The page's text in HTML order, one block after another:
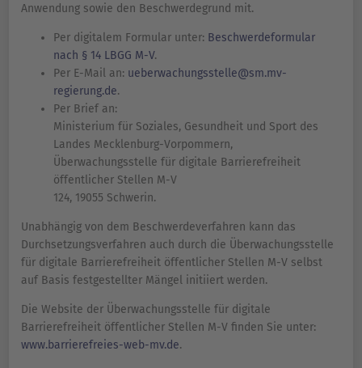
Anwendung sowie den Beschwerdegrund mit.
Per digitalem Formular unter: Beschwerdeformular
nach § 14 LBGG M-V.
Per E-Mail an: ueberwachungsstelle@sm.mv-
regierung.de.
Per Brief an:
Ministerium für Soziales, Gesundheit und Sport des
Landes Mecklenburg-Vorpommern,
Überwachungsstelle für digitale Barrierefreiheit
öffentlicher Stellen M-V
124, 19055 Schwerin.
Unabhängig von dem Beschwerdeverfahren kann das
Durchsetzungsverfahren auch durch die Überwachungsstelle
für digitale Barrierefreiheit öffentlicher Stellen M-V selbst
auf Basis festgestellter Mängel initiiert werden.
Die Website der Überwachungsstelle für digitale
Barrierefreiheit öffentlicher Stellen M-V finden Sie unter:
www.barrierefreies-web-mv.de.